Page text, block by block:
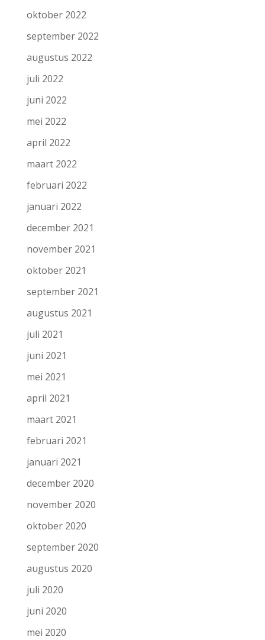
oktober 2022
september 2022
augustus 2022
juli 2022
juni 2022
mei 2022
april 2022
maart 2022
februari 2022
januari 2022
december 2021
november 2021
oktober 2021
september 2021
augustus 2021
juli 2021
juni 2021
mei 2021
april 2021
maart 2021
februari 2021
januari 2021
december 2020
november 2020
oktober 2020
september 2020
augustus 2020
juli 2020
juni 2020
mei 2020